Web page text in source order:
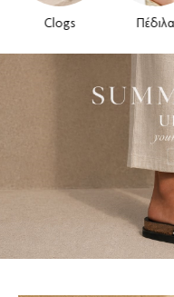
Clogs Πέδιλα